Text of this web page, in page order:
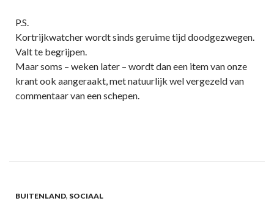
P.S.
Kortrijkwatcher wordt sinds geruime tijd doodgezwegen.
Valt te begrijpen.
Maar soms – weken later – wordt dan een item van onze
krant ook aangeraakt, met natuurlijk wel vergezeld van
commentaar van een schepen.
BUITENLAND, SOCIAAL